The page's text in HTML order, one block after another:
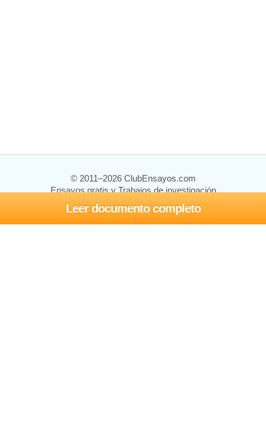
Leer documento completo
© 2011–2026 ClubEnsayos.com
Ensayos gratis y Trabajos de investigación